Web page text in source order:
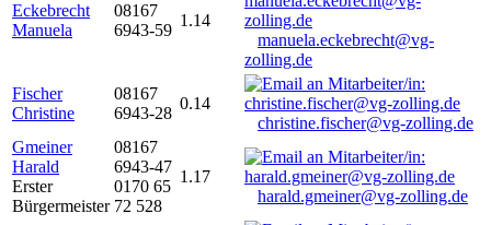
Eckebrecht
Manuela
08167
6943-59
1.14
manuela.eckebrecht@vg-
zolling.de
Fischer
Christine
08167
6943-28
0.14
christine.fischer@vg-zolling.de
Gmeiner
Harald
Erster
Bürgermeister
08167
6943-47
0170 65
72 528
1.17
harald.gmeiner@vg-zolling.de